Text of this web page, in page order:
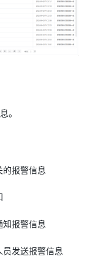
。
的报警信息
知报警信息
发送报警信息